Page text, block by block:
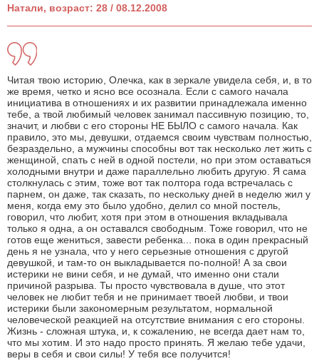
Натали, возраст: 28 / 08.12.2008
Читая твою историю, Олечка, как в зеркале увидела себя, и, в то
же время, четко и ясно все осознала. Если с самого начала
инициатива в отношениях и их развитии принадлежала именно
тебе, а твой любимый человек занимал пассивную позицию, то,
значит, и любви с его стороны НЕ БЫЛО с самого начала. Как
правило, это мы, девушки, отдаемся своим чувствам полностью,
безраздельно, а мужчины способны вот так несколько лет жить с
женщиной, спать с ней в одной постели, но при этом оставаться
холодными внутри и даже параллельно любить другую. Я сама
столкнулась с этим, тоже вот так полтора года встречалась с
парнем, он даже, так сказать, по нескольку дней в неделю жил у
меня, когда ему это было удобно, делил со мной постель,
говорил, что любит, хотя при этом в отношения вкладывала
только я одна, а он оставался свободным. Тоже говорил, что не
готов еще жениться, завести ребенка... пока в один прекрасный
день я не узнала, что у него серьезные отношения с другой
девушкой, и там-то он выкладывается по-полной! А за свои
истерики не вини себя, и не думай, что именно они стали
причиной разрыва. Ты просто чувствовала в душе, что этот
человек не любит тебя и не принимает твоей любви, и твои
истерики были закономерным результатом, нормальной
человеческой реакцией на отсутствие внимания с его стороны.
Жизнь - сложная штука, и, к сожалению, не всегда дает нам то,
что мы хотим. И это надо просто принять. Я желаю тебе удачи,
веры в себя и свои силы! У тебя все получится!